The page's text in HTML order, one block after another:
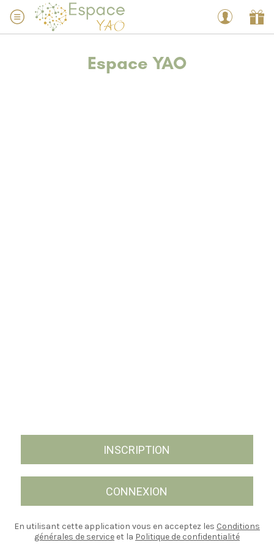
Espace YAO
INSCRIPTION
CONNEXION
En utilisant cette application vous en acceptez les Conditions
générales de service et la Politique de confidentialité